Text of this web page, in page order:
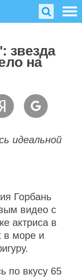
звезда
на
идеальной
Горбань
видео с
актриса в
в море и
по вкусу 65